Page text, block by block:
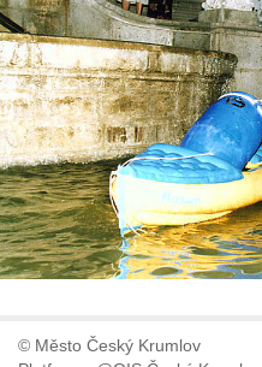
© Město Český Krumlov